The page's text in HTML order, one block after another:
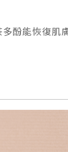
酚能恢復肌